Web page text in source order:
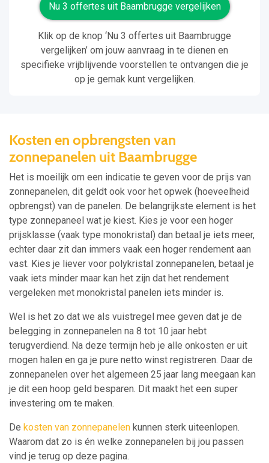
Nu 3 offertes uit Baambrugge vergelijken
Klik op de knop ‘Nu 3 offertes uit Baambrugge
vergelijken’ om jouw aanvraag in te dienen en
specifieke vrijblijvende voorstellen te ontvangen die je
op je gemak kunt vergelijken.
Kosten en opbrengsten van
zonnepanelen uit Baambrugge
Het is moeilijk om een indicatie te geven voor de prijs van
zonnepanelen, dit geldt ook voor het opwek (hoeveelheid
opbrengst) van de panelen. De belangrijkste element is het
type zonnepaneel wat je kiest. Kies je voor een hoger
prijsklasse (vaak type monokristal) dan betaal je iets meer,
echter daar zit dan immers vaak een hoger rendement aan
vast. Kies je liever voor polykristal zonnepanelen, betaal je
vaak iets minder maar kan het zijn dat het rendement
vergeleken met monokristal panelen iets minder is.
Wel is het zo dat we als vuistregel mee geven dat je de
belegging in zonnepanelen na 8 tot 10 jaar hebt
terugverdiend. Na deze termijn heb je alle onkosten er uit
mogen halen en ga je pure netto winst registreren. Daar de
zonnepanelen over het algemeen 25 jaar lang meegaan kan
je dit een hoop geld besparen. Dit maakt het een super
investering om te maken.
De kosten van zonnepanelen kunnen sterk uiteenlopen.
Waarom dat zo is én welke zonnepanelen bij jou passen
vind je terug op deze pagina.